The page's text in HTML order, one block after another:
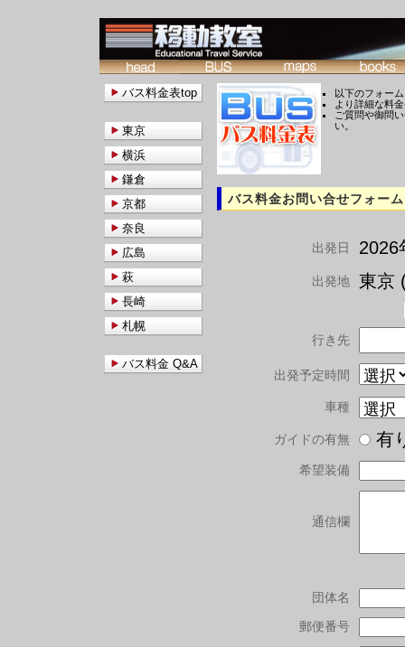
以下のフォー
より詳細な料
ご質問や御問
い。
バス料金お問い合せフォーム
出発日 2026
出発地 東京
行き先
出発予定時間
車種
ガイドの有無
希望装備
通信欄
団体名
郵便番号
バス料金表top
東京
横浜
鎌倉
京都
奈良
広島
萩
長崎
札幌
バス料金 Q&A